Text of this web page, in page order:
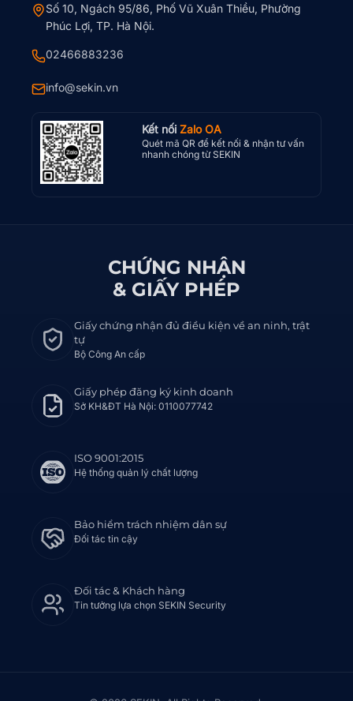
Số 10, Ngách 95/86, Phố Vũ Xuân Thiều, Phường
Phúc Lợi, TP. Hà Nội.
02466883236
info@sekin.vn
Kết nối Zalo OA
Quét mã QR để kết nối & nhận tư vấn
nhanh chóng từ SEKIN
CHỨNG NHẬN
& GIẤY PHÉP
Giấy chứng nhận đủ điều kiện về an ninh, trật
tự
Bộ Công An cấp
Giấy phép đăng ký kinh doanh
Sở KH&ĐT Hà Nội: 0110077742
ISO 9001:2015
Hệ thống quản lý chất lượng
Bảo hiểm trách nhiệm dân sự
Đối tác tin cậy
Đối tác & Khách hàng
Tin tưởng lựa chọn SEKIN Security